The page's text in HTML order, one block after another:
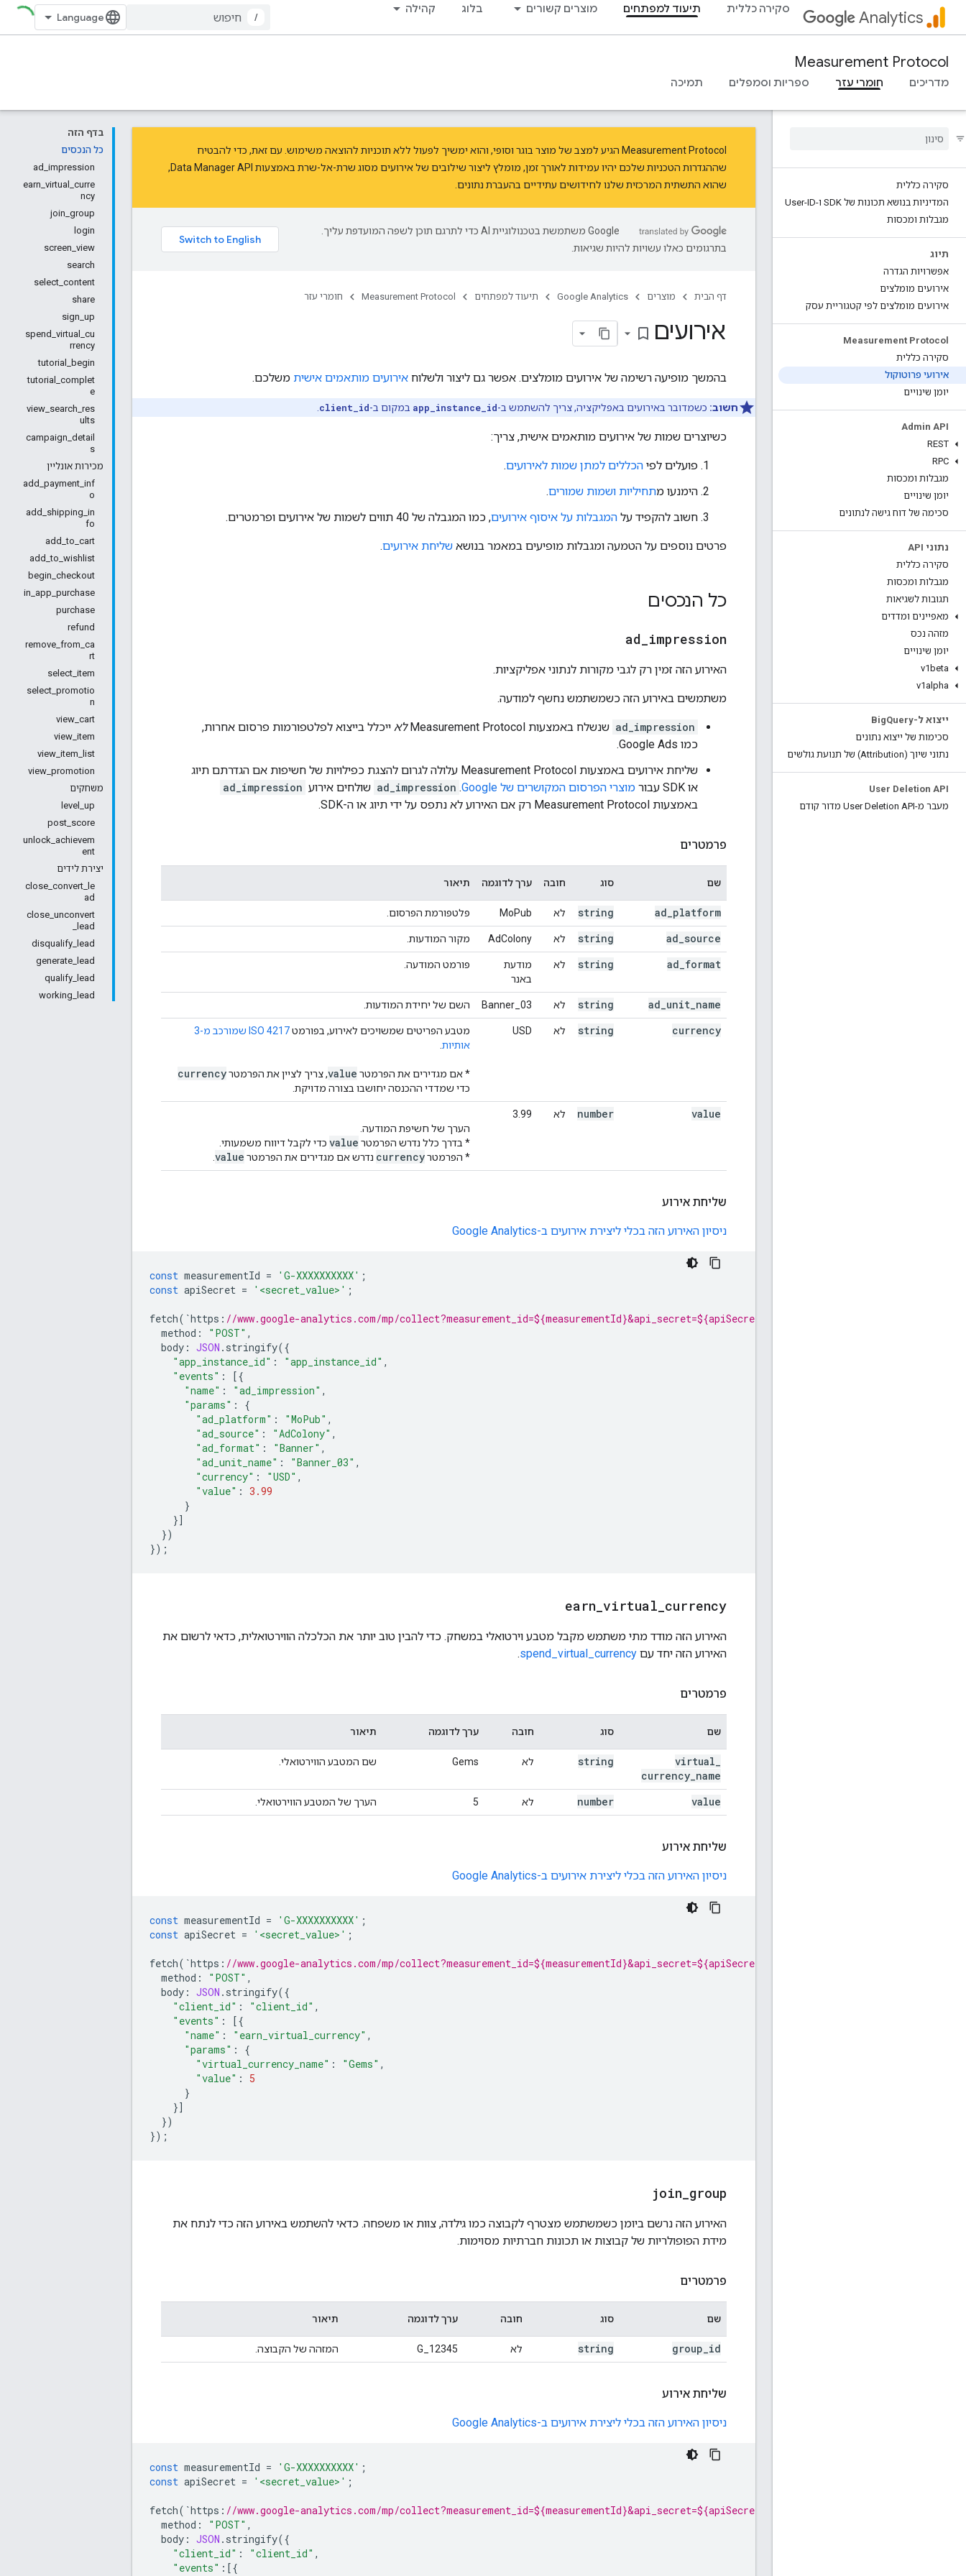
Analytics סקירה כללית תיעוד למפתחים מוצרים קשורים בלוג קהילה
/
Measurement Protocol
מדריכים חומרי עזר ספריות וסמפלים תמיכה
סקירה כללית
המדיניות בנושא תכונות של SDK ו-User-ID
מגבלות ומכסות
תיוג
אפשרויות הגדרה
אירועים מומלצים
אירועים מומלצים לפי קטגוריית עסק
Measurement Protocol
סקירה כללית
אירועי פרוטוקול
יומן שינויים
Admin API
REST
RPC
מגבלות ומכסות
יומן שינויים
סכימה של דוח גישה לנתונים
נתוני API
סקירה כללית
מגבלות ומכסות
תגובות לשגיאות
מאפיינים ומדדים
מזהה נכס
יומן שינויים
v1beta
v1alpha
ייצוא ל-BigQuery
סכימות של ייצוא נתונים
נתוני שיוך (Attribution) של תנועת גולשים
User Deletion API
מעבר מ-User Deletion API מדור קודם
בדף הזה
כל הנכסים
ad_impression
earn_virtual_curre
ncy
join_group
login
screen_view
search
select_content
share
sign_up
spend_virtual_cu
rrency
tutorial_begin
tutorial_complet
e
view_search_res
ults
campaign_detail
s
מכירות אונליין
add_payment_inf
o
add_shipping_in
fo
add_to_cart
add_to_wishlist
begin_checkout
in_app_purchase
purchase
refund
remove_from_ca
rt
select_item
select_promotio
n
view_cart
view_item
view_item_list
view_promotion
משחקים
level_up
post_score
unlock_achievem
ent
יצירת לידים
close_convert_le
ad
close_unconvert
_lead
disqualify_lead
generate_lead
qualify_lead
working_lead
‫Measurement Protocol הגיע למצב של מוצר בוגר וסופי, והוא ימשיך לפעול ללא תוכניות להוצאה משימוש. עם זאת, כדי להבטיח
שההגדרות הטכניות שלכם יהיו עמידות לאורך זמן, מומלץ ליצור שילובים של אירועים מסוג שרת-אל-שרת באמצעות Data Manager API
,
שהוא התשתית המרכזית שלנו לחידושים עתידיים בהעברת נתונים.
‫Google משתמשת בטכנולוגיית AI כדי לתרגם תוכן לשפה המועדפת עליך.
בתרגומים כאלו עשויות להיות שגיאות.
דף הבית מוצרים Google Analytics תיעוד למפתחים Measurement Protocol חומרי עזר
אירועים bookmark_border
בהמשך מופיעה רשימה של אירועים מומלצים. אפשר גם ליצור ולשלוח אירועים מותאמים אישית משלכם.
חשוב: כשמדובר באירועים באפליקציה, צריך להשתמש ב-app_instance_id במקום ב-client_id
כשיוצרים שמות של אירועים מותאמים אישית, צריך:
פועלים לפי הכללים למתן שמות לאירועים.
הימנעו מתחיליות ושמות שמורים.
חשוב להקפיד על המגבלות על איסוף אירועים, כמו המגבלה של 40 תווים לשמות של אירועים ופרמטרים.
פרטים נוספים על הטמעה ומגבלות מופיעים במאמר בנושא שליחת אירועים.
כל הנכסים
ad impression
האירוע הזה זמין רק לגבי מקורות לנתוני אפליקציות.
משתמשים באירוע הזה כשמשתמש נחשף למודעה.
ad_impression שנשלח באמצעות Measurement Protocol לא ייכלל בייצוא לפלטפורמות פרסום אחרות,
כמו Google Ads.
שליחת אירועים באמצעות Measurement Protocol עלולה לגרום להצגת כפילויות של חשיפות אם הגדרתם תיוג
או SDK עבור
מוצרי הפרסום המקושרים של Google .
ad_impression שולחים אירוע ad_impression
באמצעות Measurement Protocol רק אם האירוע לא נתפס על ידי תיוג או ה-SDK.
פרמטרים
שם סוג חובה ערך לדוגמה תיאור
ad platform
string לא MoPub פלטפורמת הפרסום.
ad source
string לא AdColony מקור המודעות.
ad format
string לא
מודעת
באנר
פורמט המודעה.
ad unit name
string לא Banner_03 השם של יחידת המודעות.
currency
string לא USD מטבע הפריטים שמשויכים לאירוע, בפורמט
ISO 4217 שמורכב מ-3
אותיות
* אם מגדירים את הפרמטר value, צריך לציין את הפרמטרcurrency
כדי שמדדי ההכנסה יחושבו בצורה מדויקת.
value
number לא
3.99
הערך של חשיפת המודעה.
* בדרך כלל נדרש הפרמטר value כדי לקבל דיווח משמעותי. ‫
* הפרמטרcurrency נדרש אם מגדירים את הפרמטר value
שליחת אירוע
ניסיון האירוע הזה בכלי ליצירת אירועים ב-Google Analytics
const measurementId = 'G-XXXXXXXXXX' ;
const apiSecret = '<secret_value>' ;
fetch( `https : //www.google-analytics.com/mp/collect?measurement_id=${measurementId}&api_secret=${apiSecret}`, {
method : "POST" ,
body : JSON . stringify({
"app_instance_id" : "app_instance_id" ,
"events" :
[{
"name" : "ad_impression" ,
"params" :
{
"ad_platform" : "MoPub" ,
"ad_source" : "AdColony" ,
"ad_format" : "Banner" ,
"ad_unit_name" : "Banner_03" ,
"currency" : "USD" ,
"value" : 3.99
}
}]
})
});
earn virtual currency
האירוע הזה מודד מתי משתמש מקבל מטבע וירטואלי במשחק. כדי להבין טוב יותר את הכלכלה הווירטואלית, כדאי לרשום את
האירוע הזה יחד עם spend_virtual_currency
.
פרמטרים
שם סוג חובה ערך לדוגמה תיאור
virtual
currency name
string לא Gems שם המטבע הווירטואלי.
value
number לא 5 הערך של המטבע הווירטואלי.
שליחת אירוע
ניסיון האירוע הזה בכלי ליצירת אירועים ב-Google Analytics
const measurementId = 'G-XXXXXXXXXX' ;
const apiSecret = '<secret_value>' ;
fetch( `https : //www.google-analytics.com/mp/collect?measurement_id=${measurementId}&api_secret=${apiSecret}`, {
method : "POST" ,
body : JSON . stringify({
"client_id" : "client_id" ,
"events" :
[{
"name" : "earn_virtual_currency" ,
"params" :
{
"virtual_currency_name" : "Gems" ,
"value" :
5
}
}]
})
});
join group
האירוע הזה נרשם ביומן כשמשתמש מצטרף לקבוצה כמו גילדה, צוות או משפחה. כדאי להשתמש באירוע הזה כדי לנתח את
מידת הפופולריות של קבוצות או תכונות חברתיות מסוימות.
פרמטרים
שם סוג חובה ערך לדוגמה תיאור
group id
string לא G_12345 המזהה של הקבוצה.
שליחת אירוע
ניסיון האירוע הזה בכלי ליצירת אירועים ב-Google Analytics
const measurementId = 'G-XXXXXXXXXX' ;
const apiSecret = '<secret_value>' ;
fetch( `https : //www.google-analytics.com/mp/collect?measurement_id=${measurementId}&api_secret=${apiSecret}`, {
method : "POST" ,
body : JSON . stringify({
"client_id" : "client_id" ,
"events" : [{